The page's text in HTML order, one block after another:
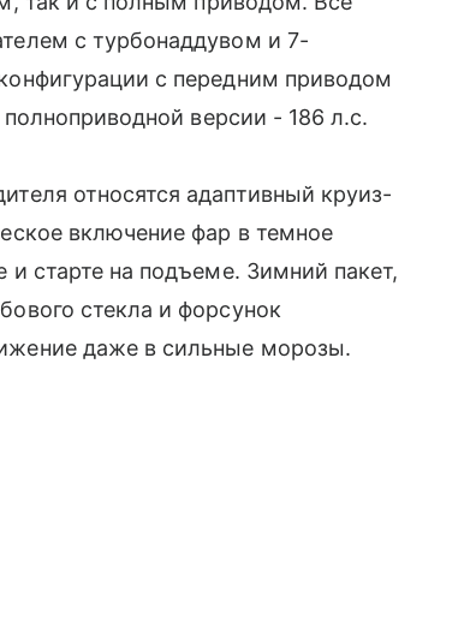
с турбонаддувом и 7-
с передним приводом
версии - 186 л.с.
относятся адаптивный круиз-
включение фар в темное
старте на подъеме. Зимний пакет,
стекла и форсунок
даже в сильные морозы.